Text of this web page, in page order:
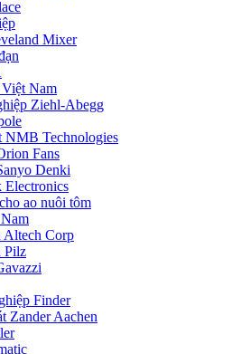
Mixer
Nam
Ziehl-Abegg
NMB Technologies
Fans
Denki
Electronics
ao nuôi tôm
Altech Corp
Pilz
Finder
Zander Aachen